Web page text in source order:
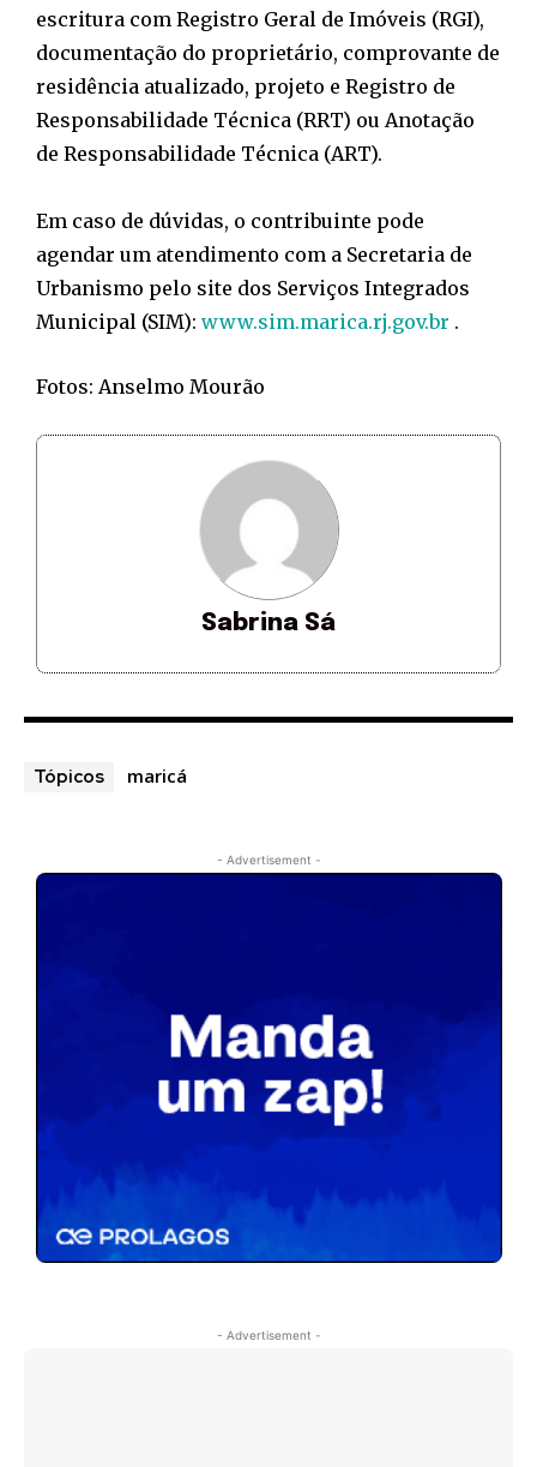
escritura com Registro Geral de Imóveis (RGI),
documentação do proprietário, comprovante de
residência atualizado, projeto e Registro de
Responsabilidade Técnica (RRT) ou Anotação
de Responsabilidade Técnica (ART).
Em caso de dúvidas, o contribuinte pode
agendar um atendimento com a Secretaria de
Urbanismo pelo site dos Serviços Integrados
Municipal (SIM): www.sim.marica.rj.gov.br .
Fotos: Anselmo Mourão
Sabrina Sá
Tópicos maricá
- Advertisement -
- Advertisement -